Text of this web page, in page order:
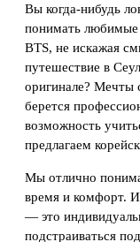
Вы когда-нибудь
понимать любимые
BTS, не искажая
путешествие в
оригинале? Мечты
берется
возможность
предлагаем
Мы отлично
время и комфорт.
— это
подстраиваться